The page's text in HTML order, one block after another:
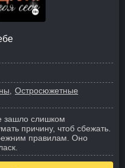
Остросюжетные
зашло слишком
причину, чтоб сбежать.
правилам. Оно